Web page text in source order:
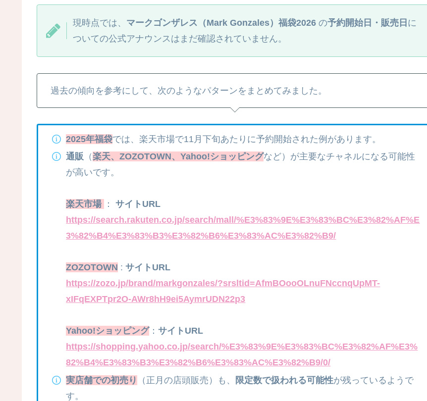
現時点では、 マークゴンザレス（Mark Gonzales）福袋2026 の予約開始日・販売日 に
ついての公式アナウンスはまだ確認されていません。
過去の傾向を参考にして、次のようなパターンをまとめてみました。
2025年福袋では、楽天市場で11月下旬あたりに予約開始された例があります。
通販 （楽天、ZOZOTOWN、Yahoo!ショッピングなど）が主要なチャネルになる可能性
が高いです。
楽天市場 ：サイトURL
https://search.rakuten.co.jp/search/mall/%E3%83%9E%E3%83%BC%E3%82%AF%E
3%82%B4%E3%83%B3%E3%82%B6%E3%83%AC%E3%82%B9/
ZOZOTOWN :サイトURL
https://zozo.jp/brand/markgonzales/?srsltid=AfmBOooOLnuFNccnqUpMT-
xIFqEXPTpr2O-AWr8hH9ei5AymrUDN22p3
Yahoo!ショッピング：サイトURL
https://shopping.yahoo.co.jp/search/%E3%83%9E%E3%83%BC%E3%82%AF%E3%
82%B4%E3%83%B3%E3%82%B6%E3%83%AC%E3%82%B9/0/
実店舗での初売り
（正月の店頭販売）も、 限定数で扱われる可能性が残っているようで
す。